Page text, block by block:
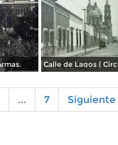
... 7 Siguiente